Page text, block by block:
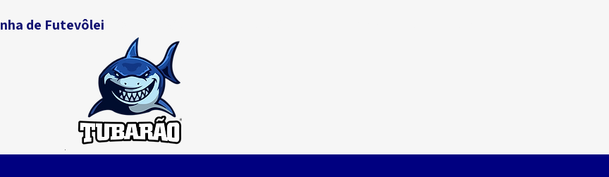
de Futevôlei